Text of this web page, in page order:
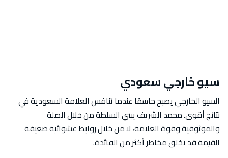
سيو خارجي سعودي
السيو الخارجي يصبح حاسمًا عندما تنافس العلامة السعودية في
نتائج أقوى. محمد الشريف يبني السلطة من خلال الصلة
والموثوقية وقوة العلامة، لا من خلال روابط عشوائية ضعيفة
القيمة قد تخلق مخاطر أكثر من الفائدة.